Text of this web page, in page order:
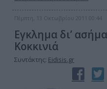
Πέμπτη, 13 Οκτωβρίου 2011 00:44
Εγκλημα δι’
Κοκκινιά
Συντάκτης: Eidisis.gr